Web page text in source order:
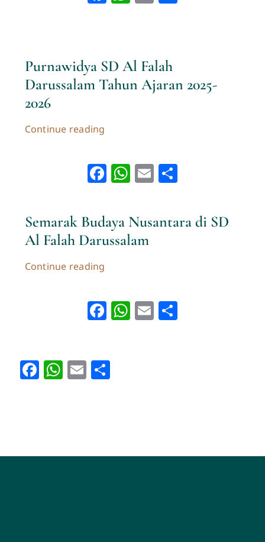
Purnawidya SD Al Falah
Darussalam Tahun Ajaran 2025-
2026
Continue reading
Facebook
WhatsApp
Email
Semarak Budaya Nusantara di SD
Al Falah Darussalam
Continue reading
Facebook
WhatsApp
Email
Facebook
WhatsApp
Email